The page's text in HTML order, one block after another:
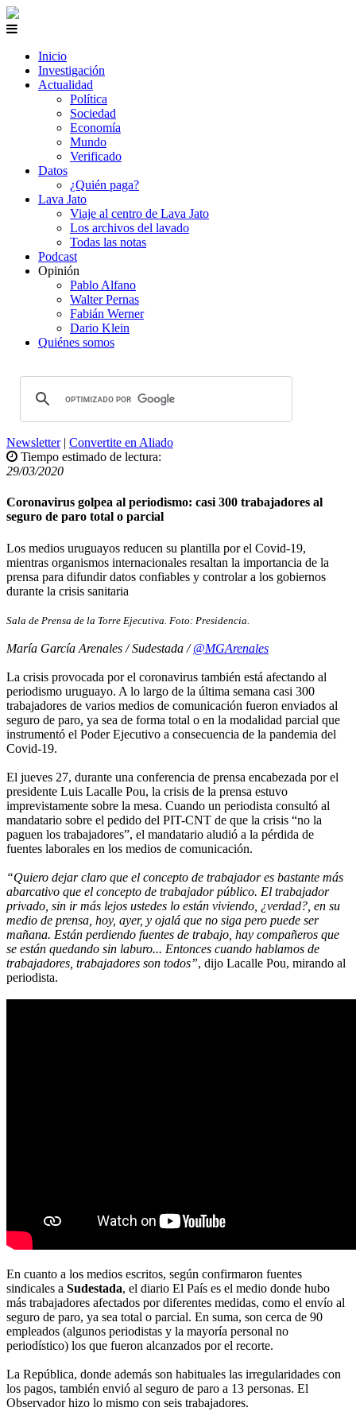
Inicio
Investigación
Actualidad
Política
Sociedad
Economía
Mundo
Verificado
Datos
¿Quién paga?
Lava Jato
Viaje al centro de Lava Jato
Los archivos del lavado
Todas las notas
Podcast
Opinión
Pablo Alfano
Walter Pernas
Fabián Werner
Dario Klein
Quiénes somos
Newsletter| Convertite en Aliado
Tiempo estimado de lectura:
29/03/2020
Coronavirus golpea al periodismo: casi 300 trabajadores al
seguro de paro total o parcial
Los medios uruguayos reducen su plantilla por el Covid-19,
mientras organismos internacionales resaltan la importancia de la
prensa para difundir datos confiables y controlar a los gobiernos
durante la crisis sanitaria
Sala de Prensa de la Torre Ejecutiva. Foto: Presidencia.
María García Arenales / Sudestada /@MGArenales
La crisis provocada por el coronavirus también está afectando al
periodismo uruguayo. A lo largo de la última semana casi 300
trabajadores de varios medios de comunicación fueron enviados al
seguro de paro, ya sea de forma total o en la modalidad parcial que
instrumentó el Poder Ejecutivo a consecuencia de la pandemia del
Covid-19.
El jueves 27, durante una conferencia de prensa encabezada por el
presidente Luis Lacalle Pou, la crisis de la prensa estuvo
imprevistamente sobre la mesa. Cuando un periodista consultó al
mandatario sobre el pedido del PIT-CNT de que la crisis “no la
paguen los trabajadores”, el mandatario aludió a la pérdida de
fuentes laborales en los medios de comunicación.
“Quiero dejar claro que el concepto de trabajador es bastante más
abarcativo que el concepto de trabajador público. El trabajador
privado, sin ir más lejos ustedes lo están viviendo, ¿verdad?, en su
medio de prensa, hoy, ayer, y ojalá que no siga pero puede ser
mañana. Están perdiendo fuentes de trabajo, hay compañeros que
se están quedando sin laburo... Entonces cuando hablamos de
trabajadores, trabajadores son todos”, dijo Lacalle Pou, mirando al
periodista.
En cuanto a los medios escritos, según confirmaron fuentes
sindicales a Sudestada, el diario El País es el medio donde hubo
más trabajadores afectados por diferentes medidas, como el envío al
seguro de paro, ya sea total o parcial. En suma, son cerca de 90
empleados (algunos periodistas y la mayoría personal no
periodístico) los que fueron alcanzados por el recorte.
La República, donde además son habituales las irregularidades con
los pagos, también envió al seguro de paro a 13 personas. El
Observador hizo lo mismo con seis trabajadores.